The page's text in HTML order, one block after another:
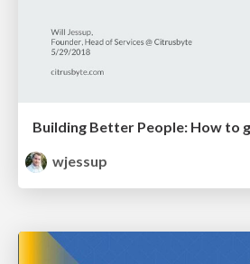
wjessup